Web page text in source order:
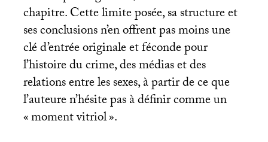
chapitre. Cette limite posée, sa structure et
ses conclusions n’en offrent pas moins une
clé d’entrée originale et féconde pour
l’histoire du crime, des médias et des
relations entre les sexes, à partir de ce que
l’auteure n’hésite pas à définir comme un
«moment vitriol».